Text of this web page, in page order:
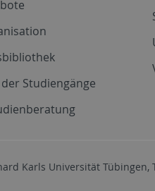
Studiengänge
Karls Universität Tübingen,